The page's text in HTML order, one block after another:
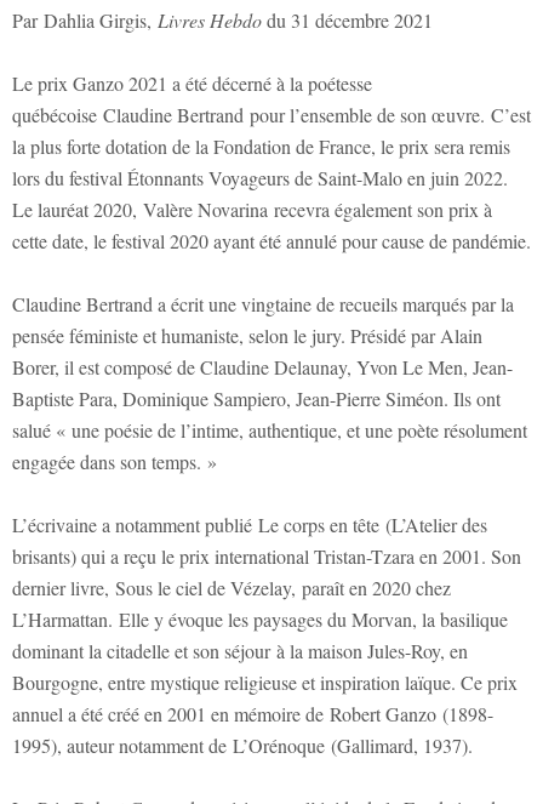
Par Dahlia Girgis, Livres Hebdodu 31 décembre 2021
Le prix Ganzo 2021 a été décerné à la poétesse
québécoise Claudine Bertrand pour l’ensemble de son œuvre. C’est
la plus forte dotation de la Fondation de France, le prix sera remis
lors du festival Étonnants Voyageurs de Saint-Malo en juin 2022.
Le lauréat 2020, Valère Novarina recevra également son prix à
cette date, le festival 2020 ayant été annulé pour cause de pandémie.
Claudine Bertrand a écrit une vingtaine de recueils marqués par la
pensée féministe et humaniste, selon le jury. Présidé par Alain
Borer, il est composé de Claudine Delaunay, Yvon Le Men, Jean-
Baptiste Para, Dominique Sampiero, Jean-Pierre Siméon. Ils ont
salué « une poésie de l’intime, authentique, et une poète résolument
engagée dans son temps. »
L’écrivaine a notamment publié Le corps en tête (L’Atelier des
brisants) qui a reçu le prix international Tristan-Tzara en 2001. Son
dernier livre, Sous le ciel de Vézelay, paraît en 2020 chez
L’Harmattan. Elle y évoque les paysages du Morvan, la basilique
dominant la citadelle et son séjour à la maison Jules-Roy, en
Bourgogne, entre mystique religieuse et inspiration laïque. Ce prix
annuel a été créé en 2001 en mémoire de Robert Ganzo (1898-
1995), auteur notamment de L’Orénoque (Gallimard, 1937).